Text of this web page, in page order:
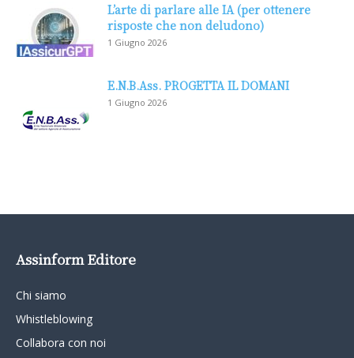
L’arte di parlare alle IA (per ottenere
risposte che non deludono)
1 Giugno 2026
E.N.B.Ass. PROGETTA IL DOMANI
1 Giugno 2026
Assinform Editore
Chi siamo
Whistleblowing
Collabora con noi